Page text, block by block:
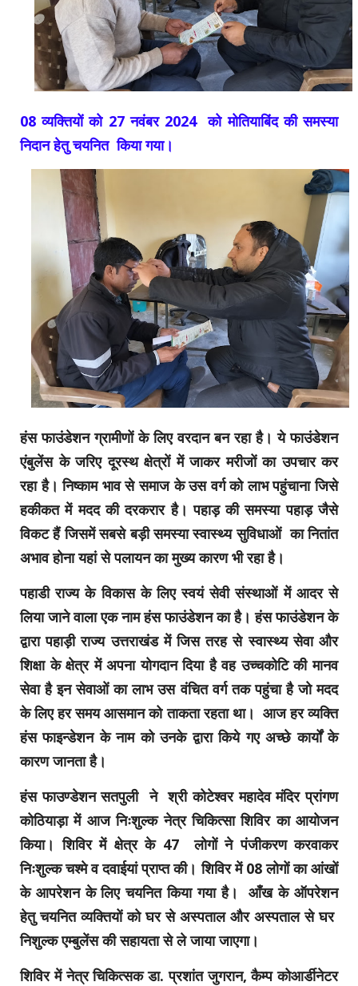
08 व्यक्तियों को 27 नवंबर 2024 को मोतियाबिंद की समस्या
निदान हेतु चयनित किया गया।
हंस फाउंडेशन ग्रामीणों के लिए वरदान बन रहा है। ये फाउंडेशन
एंबुलेंस के जरिए दूरस्थ क्षेत्रों में जाकर मरीजों का उपचार कर
रहा है। निष्काम भाव से समाज के उस वर्ग को लाभ पहुंचाना जिसे
हकीकत में मदद की दरकरार है। पहाड़ की समस्या पहाड़ जैसे
विकट हैं जिसमें सबसे बड़ी समस्या स्वास्थ्य सुविधाओं का नितांत
अभाव होना यहां से पलायन का मुख्य कारण भी रहा है।
पहाडी राज्य के विकास के लिए स्वयं सेवी संस्थाओं में आदर से
लिया जाने वाला एक नाम हंस फाउंडेशन का है। हंस फाउंडेशन के
द्वारा पहाड़ी राज्य उत्तराखंड में जिस तरह से स्वास्थ्य सेवा और
शिक्षा के क्षेत्र में अपना योगदान दिया है वह उच्चकोटि की मानव
सेवा है इन सेवाओं का लाभ उस वंचित वर्ग तक पहुंचा है जो मदद
के लिए हर समय आसमान को ताकता रहता था। आज हर व्यक्ति
हंस फाइन्डेशन के नाम को उनके द्वारा किये गए अच्छे कार्यों के
कारण जानता है।
हंस फाउण्डेशन सतपुली ने श्री कोटेश्वर महादेव मंदिर प्रांगण
कोठियाड़ा में आज निःशुल्क नेत्र चिकित्सा शिविर का आयोजन
किया। शिविर में क्षेत्र के 47 लोगों ने पंजीकरण करवाकर
निःशुल्क चश्मे व दवाईयां प्राप्त की। शिविर में 08 लोगों का आंखों
के आपरेशन के लिए चयनित किया गया है। आँख के ऑपरेशन
हेतु चयनित व्यक्तियों को घर से अस्पताल और अस्पताल से घर
निशुल्क एम्बुलेंस की सहायता से ले जाया जाएगा।
शिविर में नेत्र चिकित्सक डा. प्रशांत जुगरान, कैम्प कोआर्डीनेटर